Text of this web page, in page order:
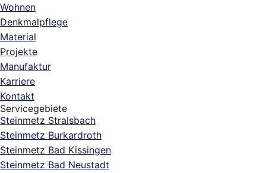
Wohnen
Denkmalpflege
Material
Projekte
Manufaktur
Karriere
Kontakt
Servicegebiete
Steinmetz Stralsbach
Steinmetz Burkardroth
Steinmetz Bad Kissingen
Steinmetz Bad Neustadt